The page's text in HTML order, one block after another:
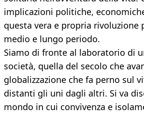
implicazioni politiche,
questa vera e propria rivoluzione
medio e lungo periodo.
Siamo di fronte al laboratorio di
società, quella del secolo che
globalizzazione che fa perno sul
distanti gli uni dagli altri. Si va
mondo in cui convivenza e